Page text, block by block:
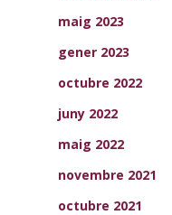
maig 2023
gener 2023
octubre 2022
juny 2022
maig 2022
novembre 2021
octubre 2021